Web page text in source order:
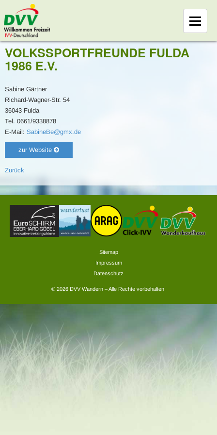
VOLKSSPORTFREUNDE FULDA
1986 E.V.
Sabine Gärtner
Richard-Wagner-Str. 54
36043 Fulda
Tel. 0661/9338878
E-Mail: SabineBe@gmx.de
zur Website
Zurück
Sitemap
Impressum
Datenschutz
© 2026 DVV Wandern – Alle Rechte vorbehalten